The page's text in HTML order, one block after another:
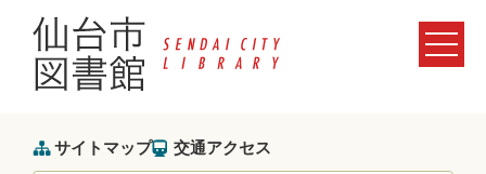
サイトマップ 交通アクセス